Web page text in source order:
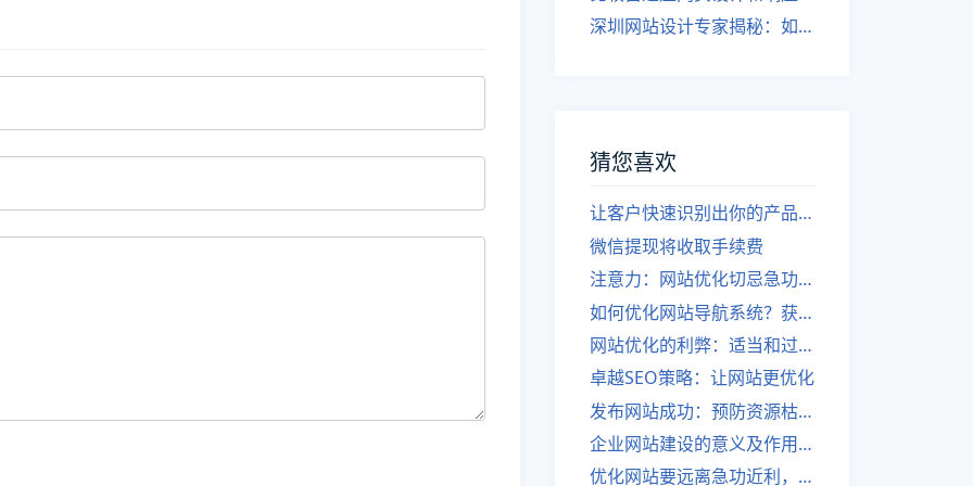
深圳网站设计专家揭秘：如何实现自适应网页设计
猜您喜欢
让客户快速识别出你的产品，成为顶级网站建设伙伴！
微信提现将收取手续费
注意力：网站优化切忌急功近利
如何优化网站导航系统？获取SEO优势！
网站优化的利弊：适当和过度的界限
卓越SEO策略：让网站更优化
发布网站成功：预防资源枯竭
企业网站建设的意义及作用是什么？
优化网站要远离急功近利，深圳建站公司提醒。